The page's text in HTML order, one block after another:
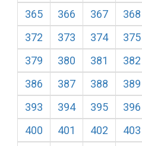
365
366 367 368
372
373 374 375
379
380 381 382
386
387 388 389
393
394 395 396
400
401 402 403